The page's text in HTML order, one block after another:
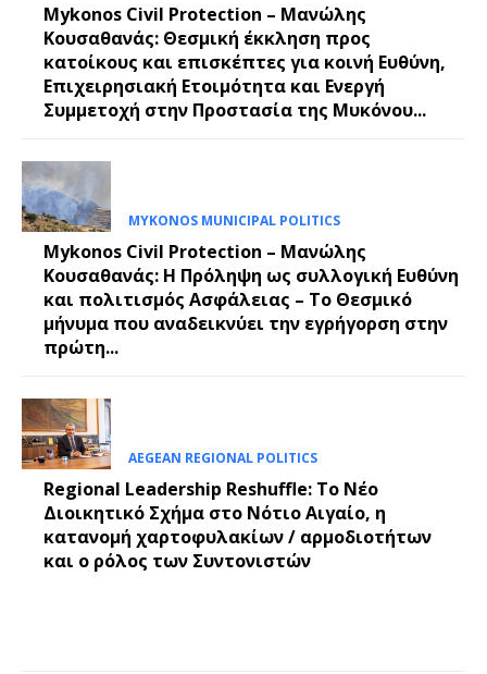
Mykonos Civil Protection – Μανώλης
Κουσαθανάς: Θεσμική έκκληση προς
κατοίκους και επισκέπτες για κοινή Ευθύνη,
Επιχειρησιακή Ετοιμότητα και Ενεργή
Συμμετοχή στην Προστασία της Μυκόνου...
MYKONOS MUNICIPAL POLITICS
Mykonos Civil Protection – Μανώλης
Κουσαθανάς: Η Πρόληψη ως συλλογική Ευθύνη
και πολιτισμός Ασφάλειας – Το Θεσμικό
μήνυμα που αναδεικνύει την εγρήγορση στην
πρώτη...
AEGEAN REGIONAL POLITICS
Regional Leadership Reshuffle: Το Νέο
Διοικητικό Σχήμα στο Νότιο Αιγαίο, η
κατανομή χαρτοφυλακίων / αρμοδιοτήτων
και ο ρόλος των Συντονιστών